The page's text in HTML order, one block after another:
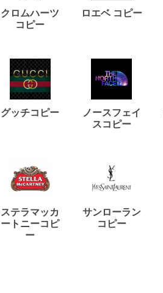
クロムハーツ
コピー
ロエベ コピー
グッチコピー
ノースフェイ
スコピー
ステラマッカ
ートニーコピ
ー
サンローラン
コピー